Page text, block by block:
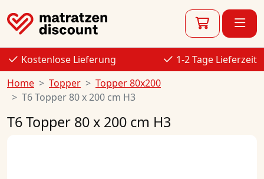
Kostenlose Lieferung
1-2 Tage Lieferzeit
Home
Topper
Topper 80x200
T6 Topper 80 x 200 cm H3
T6 Topper 80 x 200 cm H3